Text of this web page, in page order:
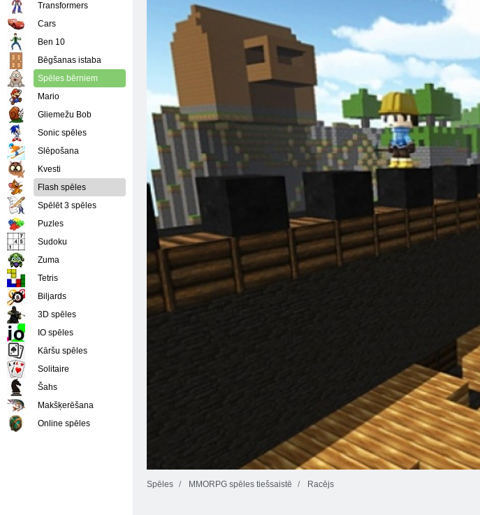
Spēles MMORPG spēles tiešsaistē Racējs
Transformers
Cars
Ben 10
Bēgšanas istaba
Spēles bērniem
Mario
Gliemežu Bob
Sonic spēles
Slēpošana
Kvesti
Flash spēles
Spēlēt 3 spēles
Puzles
Sudoku
Zuma
Tetris
Biljards
3D spēles
IO spēles
Kāršu spēles
Solitaire
Šahs
Makšķerēšana
Online spēles